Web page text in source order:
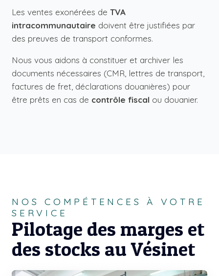
Les ventes exonérées de TVA
intracommunautaire doivent être justifiées par
des preuves de transport conformes.
Nous vous aidons à constituer et archiver les
documents nécessaires (CMR, lettres de transport,
factures de fret, déclarations douanières) pour
être prêts en cas de contrôle fiscal ou douanier.
NOS COMPÉTENCES À VOTRE
SERVICE
Pilotage des marges et
des stocks au Vésinet